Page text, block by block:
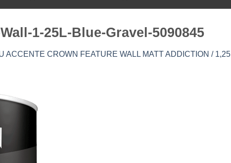
1-25L-Blue-Gravel-5090845
ACCENTE CROWN FEATURE WALL MATT ADDICTION / 1,25